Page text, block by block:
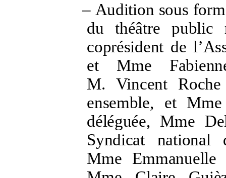
– Audition sous
du théâtre public
coprésident de
et Mme
M.
Vincent
ensemble, et Mme
déléguée, Mme
Syndicat
Mme